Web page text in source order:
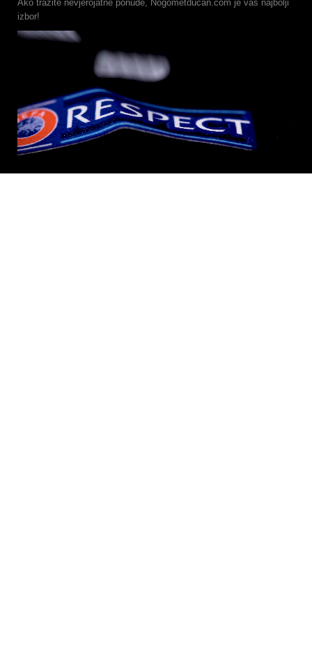
Ako tražite nevjerojatne ponude, Nogometducan.com je vaš najbolji
izbor!